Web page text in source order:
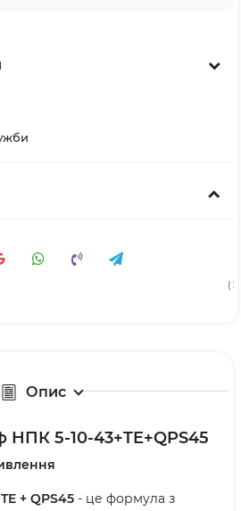
(
Опис
НПК 5-10-43+TE+QPS45
+ QPS45 - це формула з